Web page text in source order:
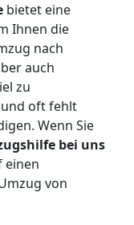
bietet eine
Ihnen die
nach
auch
zu
oft fehlt
Wenn Sie
bei uns
einen
von